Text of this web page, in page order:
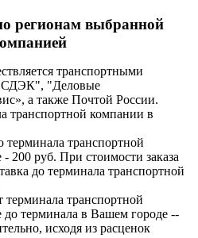
регионам выбранной
транспортными
"Деловые
а также Почтой России.
транспортной компании в
терминала транспортной
200 руб. При стоимости заказа
до терминала транспортной
терминала транспортной
терминала в Вашем городе --
исходя из расценок